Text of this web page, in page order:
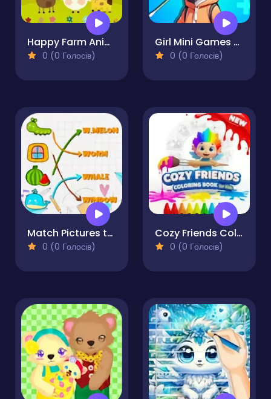
Happy Farm Animals
0 (0 Голосів)
Girl Mini Games Collection
0 (0 Голосів)
Match Pictures to Words
0 (0 Голосів)
Cozy Friends Coloring Book for Kids
0 (0 Голосів)